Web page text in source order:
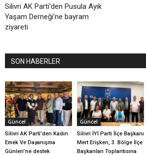
Silivri AK Parti’den Pusula Ayık
Yaşam Derneği’ne bayram
ziyareti
SON HABERLER
Güncel
Silivri AK Parti’den Kadın
Emek Ve Dayanışma
Günleri’ne destek
Güncel
Silivri İYİ Parti İlçe Başkanı
Mert Erişken, 3. Bölge İlçe
Başkanları Toplantısına